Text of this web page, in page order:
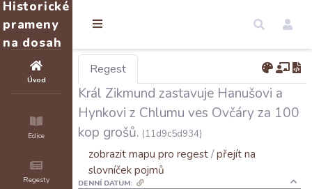
Historické
prameny
na dosah
Úvod
Edice
Regesty
Regest
Král Zikmund zastavuje Hanušovi a
Hynkovi z Chlumu ves Ovčáry za 100
kop grošů. (11d9c5d934)
zobrazit mapu pro regest/přejít na
slovníček pojmů
DENNÍ DATUM: